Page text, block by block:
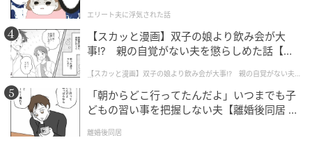
「35歳、ヘルシーに！美しく！ 」をテーマにしている
雑誌『InRed（インレッド）』編集部。 “大人のお洒落
カジュアル”を軸に、ファッションや美容はもちろん、
ライフスタイル全般を網羅。公式ウェブサイト
『InRed web』ではライフステージの変化の多い世代
ならではの、健康、お金・仕事、推し活に関する情報
を発信。お洒落で楽しい毎日に役に立つヒントをお届
けしています。
エリート夫に浮気された話
【スカッと漫画】双子の娘より飲み会が大
事!? 親の自覚がない夫を懲らしめた話【第1
【スカッと漫画】双子の娘より飲み会が大事!? 親の自覚がない夫を
懲らしめた話
「朝からどこ行ってたんだよ」いつまでも子
どもの習い事を把握しない夫【離婚後同居 Vo
離婚後同居